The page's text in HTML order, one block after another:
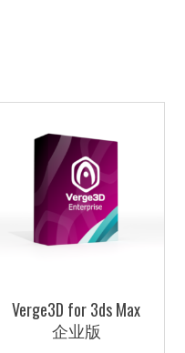
Verge3D for 3ds Max
企业版